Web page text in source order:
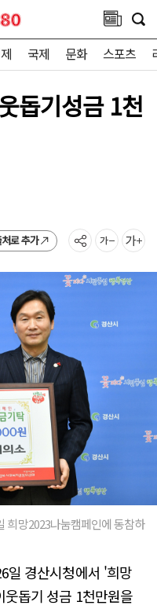
국제 문화 스포츠
돕기성금 1천
로 추가
희망2023나눔캠페인에 동참하
일 경산시청에서 '희망
돕기 성금 1천만원을